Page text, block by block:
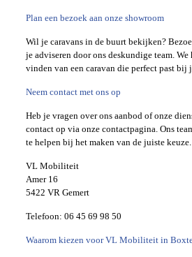
Plan een bezoek aan onze showroom
Wil je caravans in de buurt bekijken?
je adviseren door ons deskundige team.
vinden van een caravan die perfect past bij
Neem contact met ons op
Heb je vragen over ons aanbod of onze
contact op via onze contactpagina. Ons
te helpen bij het maken van de juiste keuze.
VL Mobiliteit
Amer 16
5422 VR Gemert
Telefoon: 06 45 69 98 50
Waarom kiezen voor VL Mobiliteit in